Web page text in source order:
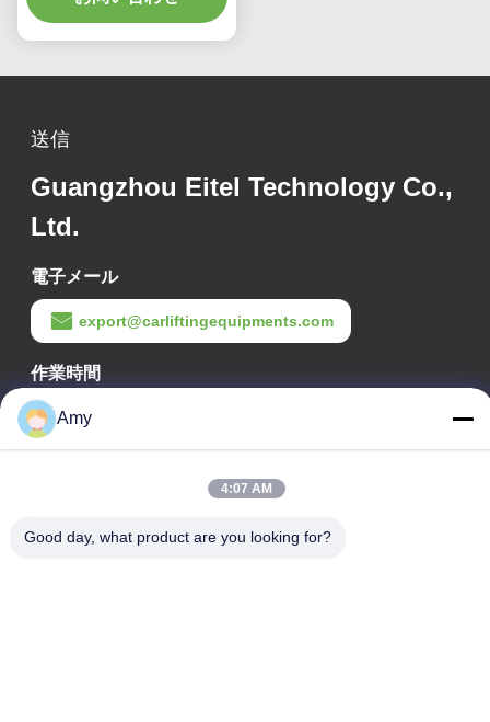
送信
Guangzhou Eitel Technology Co.,
Ltd.
電子メール
export@carliftingequipments.com
作業時間
09:00-18:00
住所
106国道 広州市 黄道区
Amy
4:07 AM
Good day, what product are you looking for?